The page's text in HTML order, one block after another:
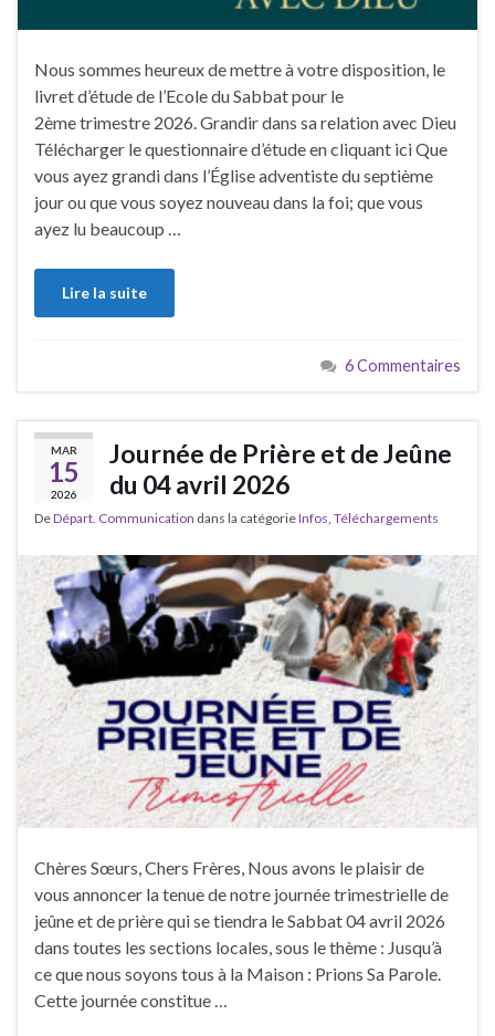
Nous sommes heureux de mettre à votre disposition, le
livret d’étude de l’Ecole du Sabbat pour le
2ème trimestre 2026. Grandir dans sa relation avec Dieu
Télécharger le questionnaire d’étude en cliquant ici Que
vous ayez grandi dans l’Église adventiste du septième
jour ou que vous soyez nouveau dans la foi; que vous
ayez lu beaucoup …
Lire la suite
6 Commentaires
MAR
15
2026
Journée de Prière et de Jeûne
du 04 avril 2026
DeDépart. Communication dans la catégorieInfos, Téléchargements
Chères Sœurs, Chers Frères, Nous avons le plaisir de
vous annoncer la tenue de notre journée trimestrielle de
jeûne et de prière qui se tiendra le Sabbat 04 avril 2026
dans toutes les sections locales, sous le thème : Jusqu’à
ce que nous soyons tous à la Maison : Prions Sa Parole.
Cette journée constitue …